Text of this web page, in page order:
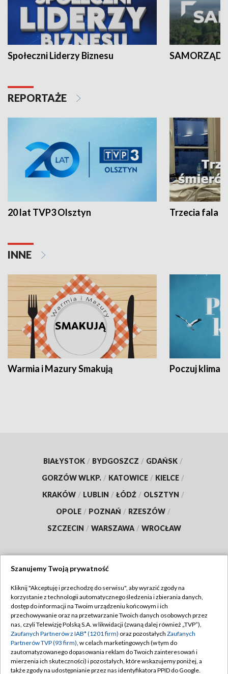
Społeczni Liderzy Biznesu SAMORZĄD
REPORTAŻE
20 lat TVP3 Olsztyn Trzecia fala -
INNE
Warmia i Mazury Smakują Poczuj klimat
BIAŁYSTOK / BYDGOSZCZ / GDAŃSK /
GORZÓW WLKP. / KATOWICE / KIELCE /
KRAKÓW / LUBLIN / ŁÓDŹ / OLSZTYN /
OPOLE / POZNAŃ / RZESZÓW /
SZCZECIN / WARSZAWA / WROCŁAW
TVP
Abonament TVP
Emisja w TVP
Centrum informacji TVP
Naziemna Telewizja Cyfrowa
Regulamin TVP
Polityka prywatności
Moje zgody
Pomoc
Szanujemy Twoją prywatność
Kliknij "Akceptuję i przechodzę do serwisu", aby wyrazić zgody na
korzystanie z technologii automatycznego śledzenia i zbierania danych,
dostęp do informacji na Twoim urządzeniu końcowym i ich
przechowywanie oraz na przetwarzanie Twoich danych osobowych przez
nas, czyli Telewizję Polską S.A. w likwidacji (zwaną dalej również „TVP”),
Zaufanych Partnerów z IAB* (1201 firm) oraz pozostałych Zaufanych
Partnerów TVP (93 firm), w celach marketingowych (w tym do
zautomatyzowanego dopasowania reklam do Twoich zainteresowań i
mierzenia ich skuteczności) i pozostałych, które wskazujemy poniżej, a
także zgody na udostępnianie przez nas identyfikatora PPID do Google.